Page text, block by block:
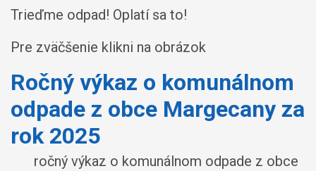
Trieďme odpad! Oplatí sa to!
Pre zväčšenie klikni na obrázok
Ročný výkaz o komunálnom
odpade z obce Margecany za
rok 2025
ročný výkaz o komunálnom odpade z obce